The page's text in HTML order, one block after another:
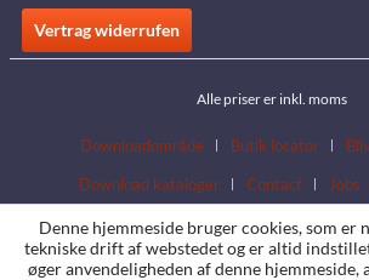
Vertrag widerrufen
Alle priser er inkl. moms
Downloadområde Butik locator
Download kataloger
Contact Jobs
Denne hjemmeside bruger cookies, som er
tekniske drift af webstedet og er altid
øger anvendeligheden af denne hjemmeside,